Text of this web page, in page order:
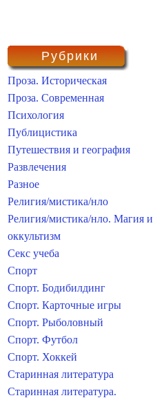
Рубрики
Проза. Историческая
Проза. Современная
Психология
Публицистика
Путешествия и география
Развлечения
Разное
Религия/мистика/нло
Религия/мистика/нло. Магия и
оккультизм
Секс учеба
Спорт
Спорт. Бодибилдинг
Спорт. Карточные игры
Спорт. Рыболовный
Спорт. Футбол
Спорт. Хоккей
Старинная литература
Старинная литература.